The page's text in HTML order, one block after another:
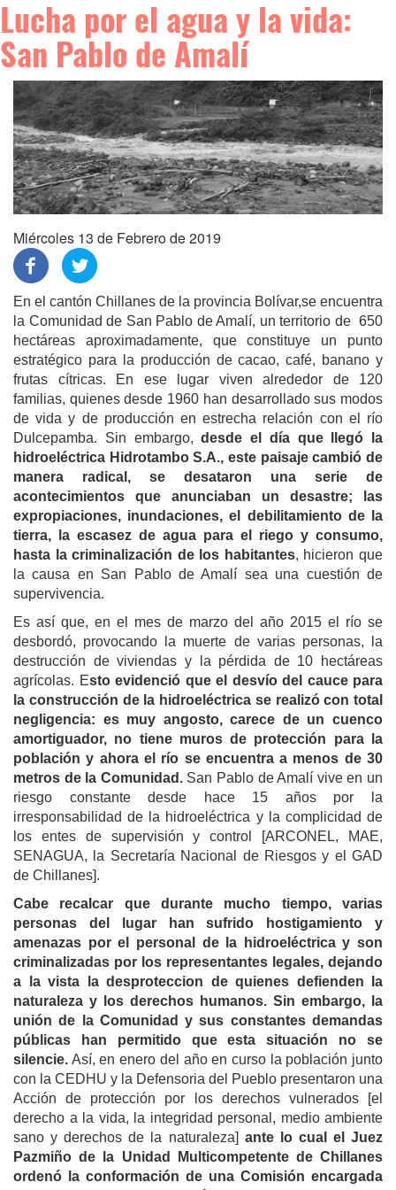
Lucha por el agua y la vida:
San Pablo de Amalí
Miércoles 13 de Febrero de 2019
En el cantón Chillanes de la provincia Bolívar,se encuentra
la Comunidad de San Pablo de Amalí, un territorio de 650
hectáreas aproximadamente, que constituye un punto
estratégico para la producción de cacao, café, banano y
frutas cítricas. En ese lugar viven alrededor de 120
familias, quienes desde 1960 han desarrollado sus modos
de vida y de producción en estrecha relación con el río
Dulcepamba. Sin embargo,desde el día que llegó la
hidroeléctrica Hidrotambo S.A., este paisaje cambió de
manera radical, se desataron una serie de
acontecimientos que anunciaban un desastre; las
expropiaciones, inundaciones, el debilitamiento de la
tierra, la escasez de agua para el riego y consumo,
hasta la criminalización de los habitantes, hicieron que
la causa en San Pablo de Amalí sea una cuestión de
supervivencia.
Es así que, en el mes de marzo del año 2015 el río se
desbordó, provocando la muerte de varias personas, la
destrucción de viviendas y la pérdida de 10 hectáreas
agrícolas. Esto evidenció que el desvío del cauce para
la construcción de la hidroeléctrica se realizó con total
negligencia: es muy angosto, carece de un cuenco
amortiguador, no tiene muros de protección para la
población y ahora el río se encuentra a menos de 30
metros de la Comunidad. San Pablo de Amalí vive en un
riesgo constante desde hace 15 años por la
irresponsabilidad de la hidroeléctrica y la complicidad de
los entes de supervisión y control [ARCONEL, MAE,
SENAGUA, la Secretaría Nacional de Riesgos y el GAD
de Chillanes].
Cabe recalcar que durante mucho tiempo, varias
personas del lugar han sufrido hostigamiento y
amenazas por el personal de la hidroeléctrica y son
criminalizadas por los representantes legales, dejando
a la vista la desproteccion de quienes defienden la
naturaleza y los derechos humanos. Sin embargo, la
unión de la Comunidad y sus constantes demandas
públicas han permitido que esta situación no se
silencie. Así, en enero del año en curso la población junto
con la CEDHU y la Defensoria del Pueblo presentaron una
Acción de protección por los derechos vulnerados [el
derecho a la vida, la integridad personal, medio ambiente
sano y derechos de la naturaleza] ante lo cual el Juez
Pazmiño de la Unidad Multicompetente de Chillanes
ordenó la conformación de una Comisión encargada